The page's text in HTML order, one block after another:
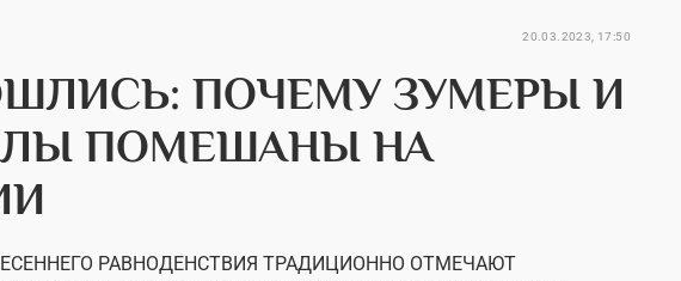
20.03.2023, 17:50
ПОЧЕМУ ЗУМЕРЫ И
ПОМЕШАНЫ НА
РАВНОДЕНСТВИЯ ТРАДИЦИОННО ОТМЕЧАЮТ